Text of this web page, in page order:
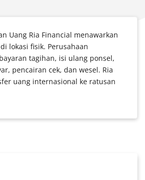
Uang Ria Financial menawarkan
lokasi fisik. Perusahaan
tagihan, isi ulang ponsel,
pencairan cek, dan wesel. Ria
uang internasional ke ratusan